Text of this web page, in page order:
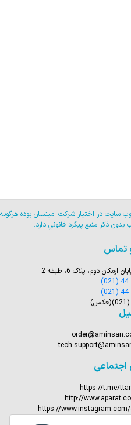
سايت در اختيار شركت امينسان بوده هرگونه
بدون ذكر منبع پيگرد قانوني دارد.
تماس
دوم، پلاک 6، طبقه 2
(021)
(021)
(فکس)
https://t.me/
http://
https://